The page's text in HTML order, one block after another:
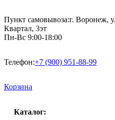
Пункт самовывоза:г. Воронеж,
Квартал, 3эт
Пн-Вс 9:00-18:00
Телефон:+7 (900) 951-88-99
Корзина
Каталог: